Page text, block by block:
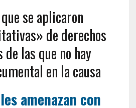
se aplicaron
de derechos
las que no hay
en la causa
amenazan con